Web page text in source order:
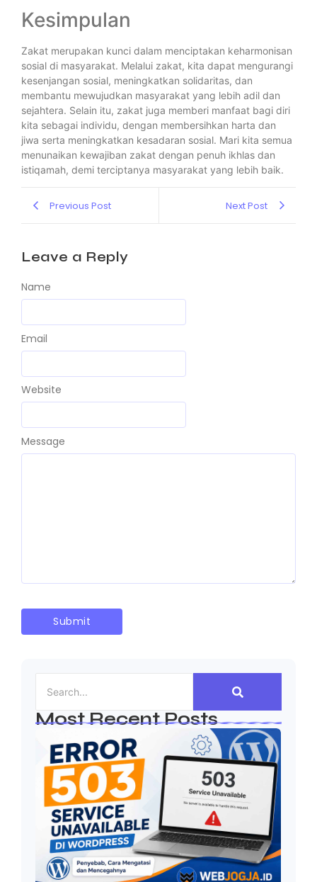
Kesimpulan
Zakat merupakan kunci dalam menciptakan keharmonisan
sosial di masyarakat. Melalui zakat, kita dapat mengurangi
kesenjangan sosial, meningkatkan solidaritas, dan
membantu mewujudkan masyarakat yang lebih adil dan
sejahtera. Selain itu, zakat juga memberi manfaat bagi diri
kita sebagai individu, dengan membersihkan harta dan
jiwa serta meningkatkan kesadaran sosial. Mari kita semua
menunaikan kewajiban zakat dengan penuh ikhlas dan
istiqamah, demi terciptanya masyarakat yang lebih baik.
Previous Post Next Post
Leave a Reply
Message
Name
Email
Website
Most Recent Posts